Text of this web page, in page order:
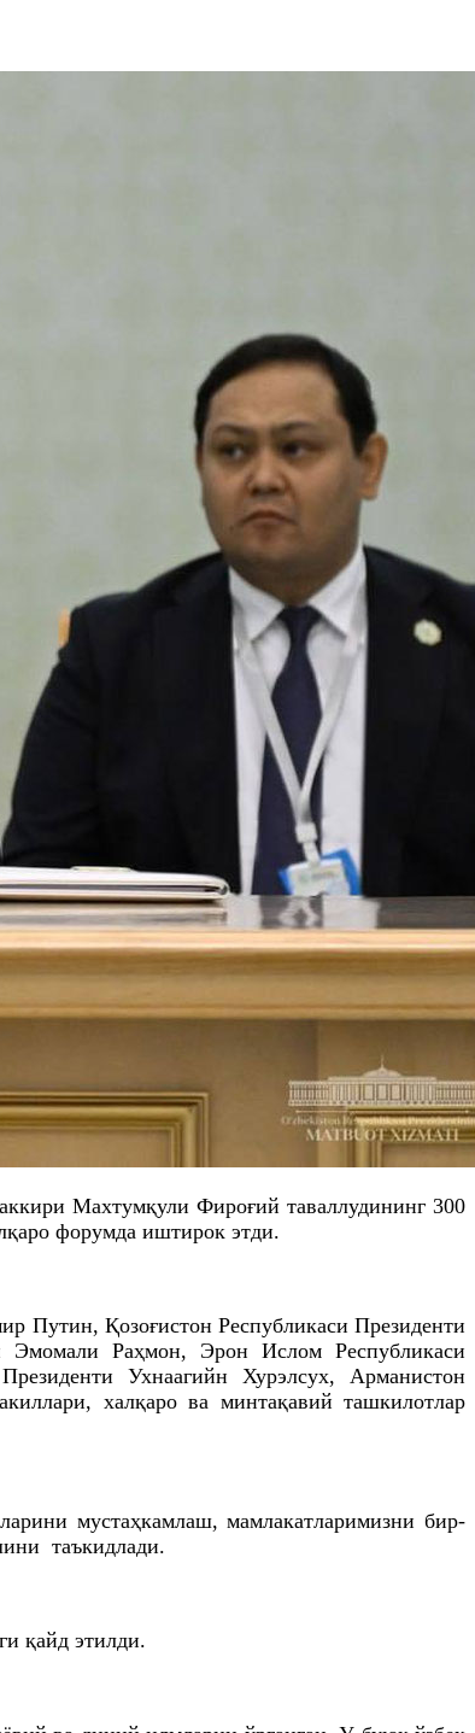
Махтумқули Фироғий таваллудининг 300
форумда иштирок этди.
Путин, Қозоғистон Республикаси Президенти
Эмомали Раҳмон, Эрон Ислом Республикаси
Ухнаагийн Хурэлсух, Арманистон
халқаро ва минтақавий ташкилотлар
мустаҳкамлаш, мамлакатларимизни бир-
таъкидлади.
қайд этилди.